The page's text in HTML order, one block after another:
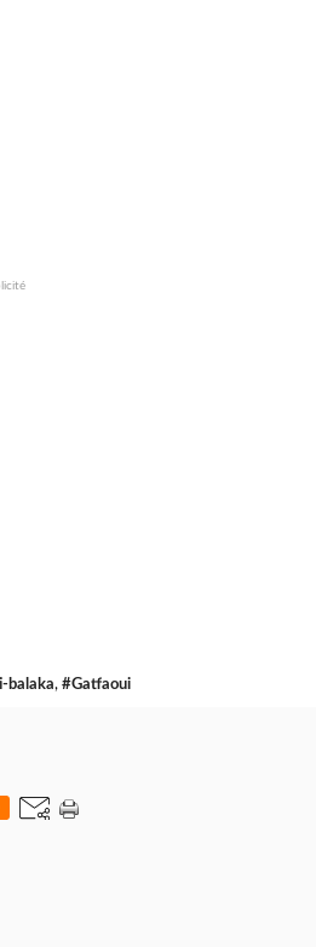
balaka, #Gatfaoui